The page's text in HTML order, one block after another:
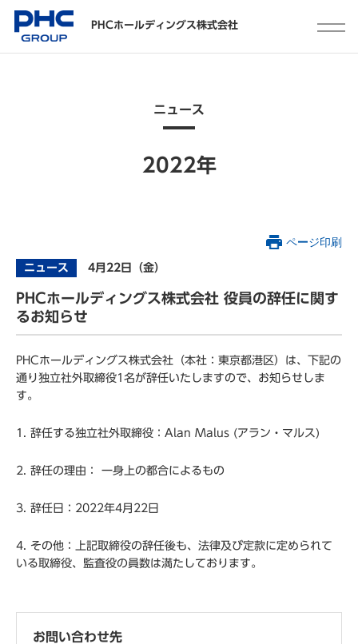
PHCホールディングス株式会社
ニュース
2022年
ページ印刷
ニュース 4月22日（金）
PHCホールディングス株式会社 役員の辞任に関す
るお知らせ
PHCホールディングス株式会社（本社：東京都港区）は、下記の
通り独立社外取締役1名が辞任いたしますので、お知らせしま
す。
1. 辞任する独立社外取締役：Alan Malus (アラン・マルス)
2. 辞任の理由： 一身上の都合によるもの
3. 辞任日：2022年4月22日
4. その他：上記取締役の辞任後も、法律及び定款に定められて
いる取締役、監査役の員数は満たしております。
お問い合わせ先